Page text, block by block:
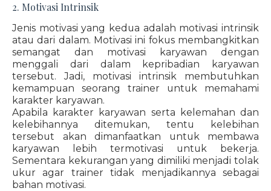
2. Motivasi Intrinsik
Jenis motivasi yang kedua adalah motivasi intrinsik
atau dari dalam. Motivasi ini fokus membangkitkan
semangat dan motivasi karyawan dengan
menggali dari dalam kepribadian karyawan
tersebut. Jadi, motivasi intrinsik membutuhkan
kemampuan seorang trainer untuk memahami
karakter karyawan.
Apabila karakter karyawan serta kelemahan dan
kelebihannya ditemukan, tentu kelebihan
tersebut akan dimanfaatkan untuk membawa
karyawan lebih termotivasi untuk bekerja.
Sementara kekurangan yang dimiliki menjadi tolak
ukur agar trainer tidak menjadikannya sebagai
bahan motivasi.